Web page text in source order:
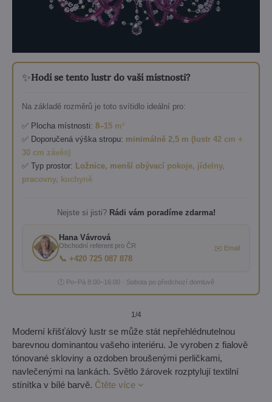
✨Hodí se tento lustr do vaší místnosti?
Na základě rozměrů je toto svítidlo ideální pro:
✅ Plocha místnosti: 8–15 m²
✅ Doporučená výška stropu: minimálně 2,5 m (lustr 42 cm +
30 cm závěs)
✅ Typ prostor: Ložnice, menší obývací pokoje, jídelny,
pracovny, kuchyně
Nejste si jisti? Rádi vám poradíme zdarma!
Hana Vávrová
Obchodní referent pro ČR
📞 +420 725 087 878
✉️ Email
🕐 Po–Pá 8:00–16:00 · Sobota po předchozí domluvě
1 /4
Moderní křišťálový lustr se může stát nepřehlédnutelnou
barevnou dominantou vašeho interiéru. Je vyroben z fialově
tónované skloviny a ozdoben broušenými perličkami,
navlečenými na lankách. Světlo žárovek rozptylují textilní
stínítka v bílé barvě. Čtěte více